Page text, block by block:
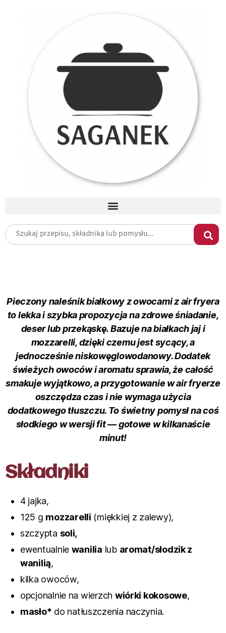
Pieczony naleśnik białkowy z owocami z air fryera
to lekka i szybka propozycja na zdrowe śniadanie,
deser lub przekąskę. Bazuje na białkach jaj i
mozzarelli, dzięki czemu jest sycący, a
jednocześnie niskowęglowodanowy. Dodatek
świeżych owoców i aromatu sprawia, że całość
smakuje wyjątkowo, a przygotowanie w air fryerze
oszczędza czas i nie wymaga użycia
dodatkowego tłuszczu. To świetny pomysł na coś
słodkiego w wersji fit — gotowe w kilkanaście
minut!
Składniki
4 jajka,
125 g mozzarelli (miękkiej z zalewy),
szczypta soli,
ewentualnie wanilia lub aromat/słodzik z
wanilią,
kilka owoców,
opcjonalnie na wierzch wiórki kokosowe,
masło* do natłuszczenia naczynia.